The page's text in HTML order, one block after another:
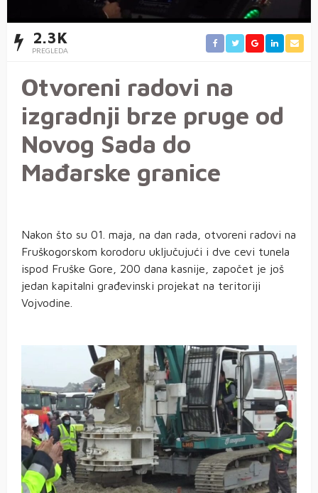
2.3K
PREGLEDA
Otvoreni radovi na
izgradnji brze pruge od
Novog Sada do
Mađarske granice
Nakon što su 01. maja, na dan rada, otvoreni radovi na
Fruškogorskom korodoru uključujući i dve cevi tunela
ispod Fruške Gore, 200 dana kasnije, započet je još
jedan kapitalni građevinski projekat na teritoriji
Vojvodine.